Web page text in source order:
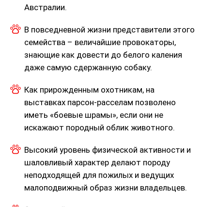
Австралии.
В повседневной жизни представители этого
семейства – величайшие провокаторы,
знающие как довести до белого каления
даже самую сдержанную собаку.
Как прирожденным охотникам, на
выставках парсон-расселам позволено
иметь «боевые шрамы», если они не
искажают породный облик животного.
Высокий уровень физической активности и
шаловливый характер делают породу
неподходящей для пожилых и ведущих
малоподвижный образ жизни владельцев.